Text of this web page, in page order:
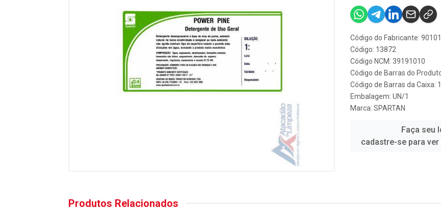
Código do Fabricante:
Código: 13872
Código NCM: 39191010
Código de Barras do
Código de Barras da Caixa:
Embalagem: UN/1
Marca: SPARTAN
Faça seu
cadastre-se para
Produtos Relacionados